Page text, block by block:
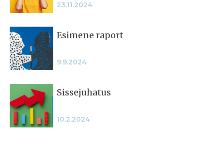
23.11.2024
Esimene raport
9.9.2024
Sissejuhatus
10.2.2024